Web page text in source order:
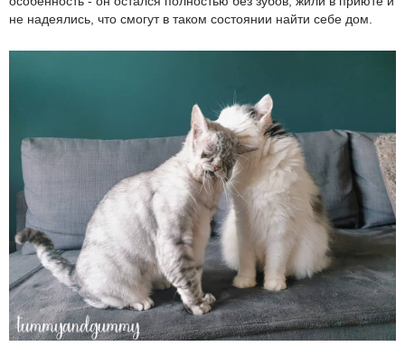
не надеялись, что смогут в таком состоянии найти себе дом.